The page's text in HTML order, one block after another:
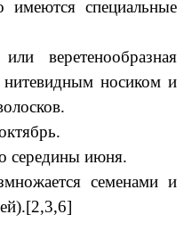
имеются специальные
веретенообразная
носиком и
середины июня.
семенами и